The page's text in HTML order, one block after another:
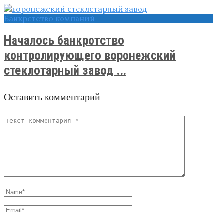
Банкротство компаний
Началось банкротство
контролирующего воронежский
стеклотарный завод ...
Оставить комментарий